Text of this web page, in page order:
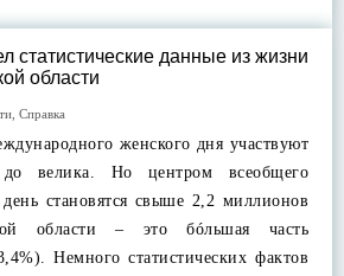
статистические данные из жизни
области
Справка
женского дня участвуют
велика. Но центром всеобщего
становятся свыше 2,2 миллионов
области – это бóльшая часть
Немного статистических фактов